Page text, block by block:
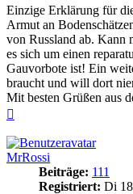
Einzige Erklärung für
Armut an
von Russland ab. Kann
es sich um einen
Gauvorbote ist! Ein
braucht und will dort
Mit besten Grüßen aus
MrRossi
Beiträge: 111
Registriert: Di